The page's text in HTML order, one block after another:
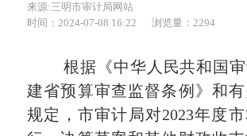
来源:三明市审计局网站
时间：2024-07-08 16:22
浏览量：2294
根据《中华人民共和国
建省预算审查监督条例》和
规定，市审计局对2023年度